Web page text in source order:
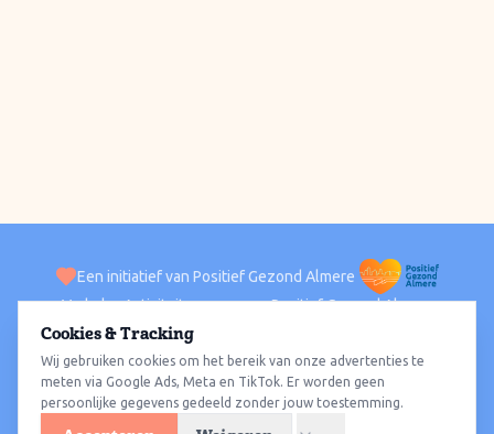
Een initiatief van Positief Gezond Almere
VerhalenActiviteiten Positief Gezond Almere
ACTIVITEITEN PER WIJK
Alle wijkenAlmere HavenAlmere StadAlmere BuitenAlmere Poort
Almere HoutAlmere OosterwoldWat te doen
Cookies & Tracking
Wij gebruiken cookies om het bereik van onze advertenties te
meten via Google Ads, Meta en TikTok. Er worden geen
persoonlijke gegevens gedeeld zonder jouw toestemming.